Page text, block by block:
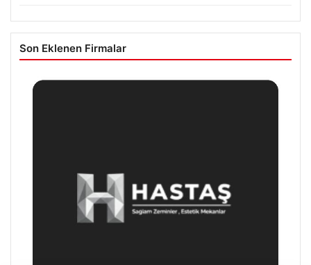
Son Eklenen Firmalar